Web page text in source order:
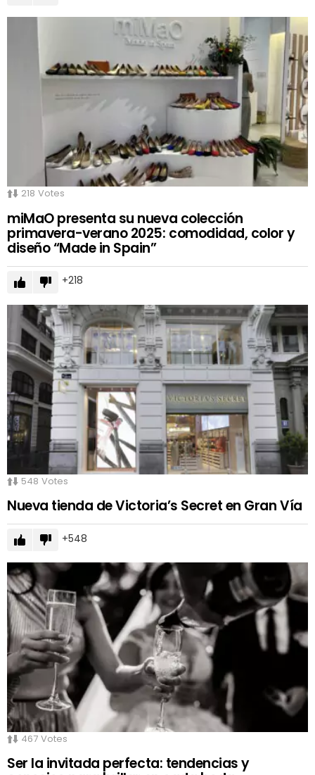
218 Votes
miMaO presenta su nueva colección
primavera-verano 2025: comodidad, color y
diseño “Made in Spain”
218
548 Votes
Nueva tienda de Victoria’s Secret en Gran Vía
548
467 Votes
Ser la invitada perfecta: tendencias y